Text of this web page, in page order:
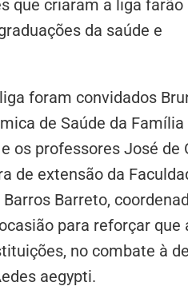
que criaram a liga
da saúde e
foram convidados
de Saúde da Família
os professores José de
de extensão da
Barreto,
para reforçar que
no combate à
aegypti.